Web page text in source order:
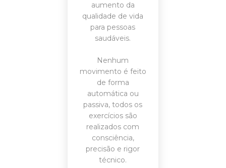
aumento da
qualidade de vida
para pessoas
saudáveis.
Nenhum
movimento é feito
de forma
automática ou
passiva, todos os
exercícios são
realizados com
consciência,
precisão e rigor
técnico.